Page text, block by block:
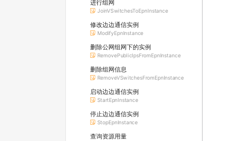
进行组网
JoinVSwitchesToEpnInstance
修改边边通信实例
ModifyEpnInstance
删除公网组网下的实例
RemovePublicIpsFromEpnInstance
删除组网信息
RemoveVSwitchesFromEpnInstance
启动边边通信实例
StartEpnInstance
停止边边通信实例
StopEpnInstance
查询资源用量